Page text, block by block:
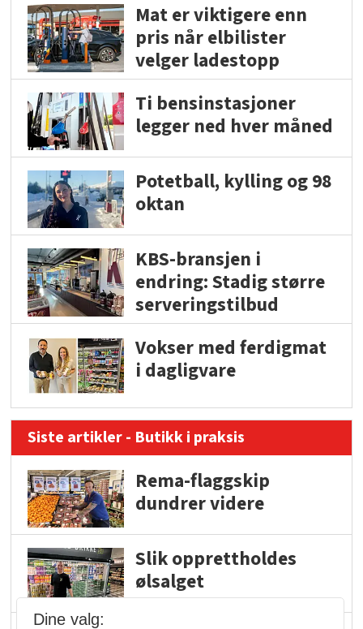
Mat er viktigere enn
pris når elbilister
velger ladestopp
Ti bensinstasjoner
legger ned hver måned
Potetball, kylling og 98
oktan
KBS-bransjen i
endring: Stadig større
serveringstilbud
Vokser med ferdigmat
i dagligvare
Siste artikler - Butikk i praksis
Rema-flaggskip
dundrer videre
Slik opprettholdes
ølsalget
Dine valg: